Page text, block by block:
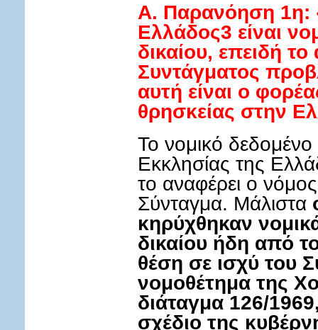
A. Παρανόηση 1η:
Ελλάδος3 είναι
δικαίου, επειδή
Συντάγματος
αυτή είναι ο
θρησκείας στην
Το νομικό δεδομένο
Εκκλησίας της
το αναφέρει ο
Σύνταγμα. Μάλιστα
κηρύχθηκαν
δικαίου ήδη από
θέση σε ισχύ του
νομοθέτημα της
διάταγμα 126/
σχέδιο της